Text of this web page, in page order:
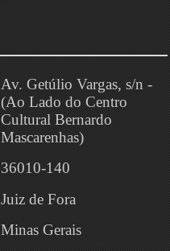
Av. Getúlio Vargas, s/n -
(Ao Lado do Centro
Cultural Bernardo
Mascarenhas)
36010-140
Juiz de Fora
Minas Gerais